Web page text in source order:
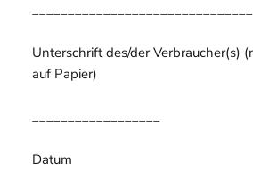
Unterschrift des/der Verbraucher(s)
auf Papier)
Datum